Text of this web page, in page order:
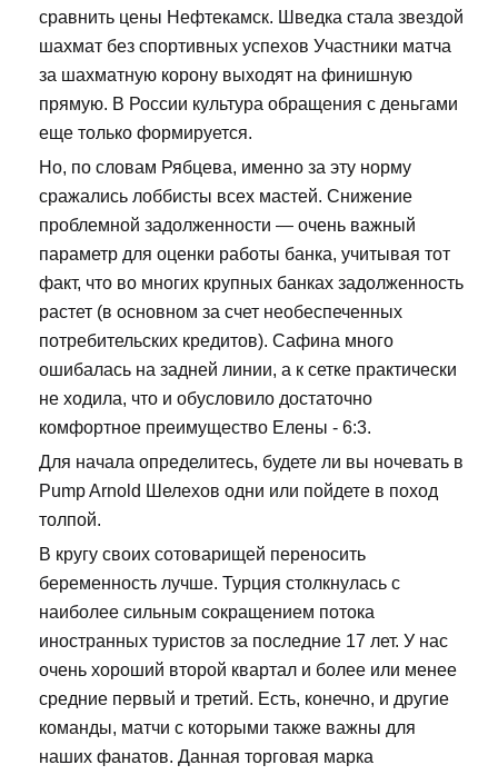
сравнить цены Нефтекамск. Шведка стала звездой
шахмат без спортивных успехов Участники матча
за шахматную корону выходят на финишную
прямую. В России культура обращения с деньгами
еще только формируется.
Но, по словам Рябцева, именно за эту норму
сражались лоббисты всех мастей. Снижение
проблемной задолженности — очень важный
параметр для оценки работы банка, учитывая тот
факт, что во многих крупных банках задолженность
растет (в основном за счет необеспеченных
потребительских кредитов). Сафина много
ошибалась на задней линии, а к сетке практически
не ходила, что и обусловило достаточно
комфортное преимущество Елены - 6:3.
Для начала определитесь, будете ли вы ночевать в
Pump Arnold Шелехов одни или пойдете в поход
толпой.
В кругу своих сотоварищей переносить
беременность лучше. Турция столкнулась с
наиболее сильным сокращением потока
иностранных туристов за последние 17 лет. У нас
очень хороший второй квартал и более или менее
средние первый и третий. Есть, конечно, и другие
команды, матчи с которыми также важны для
наших фанатов. Данная торговая марка